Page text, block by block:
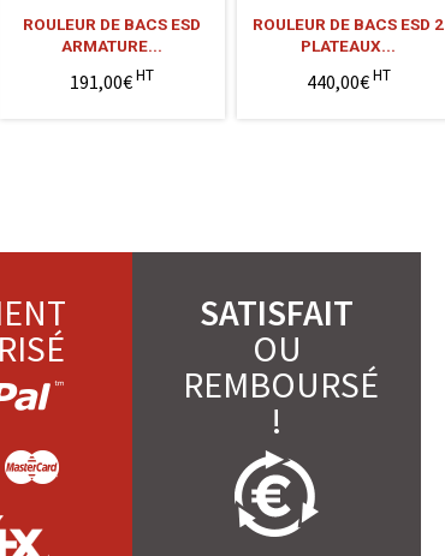
ROULEUR DE BACS ESD
ARMATURE...
191,00€HT
ROULEUR DE BACS ESD 2
PLATEAUX...
440,00€HT
SATISFAIT
OU
REMBOURSÉ
!